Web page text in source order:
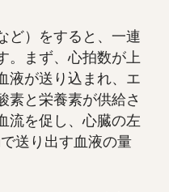
ど）をすると、一連
。まず、心拍数が上
液が送り込まれ、エ
素と栄養素が供給さ
流を促し、心臓の左
送り出す血液の量